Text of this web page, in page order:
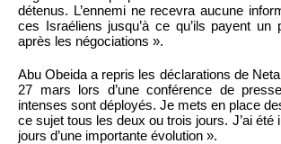
détenus. L’ennemi ne recevra aucune
ces Israéliens jusqu’à ce qu’ils payent
après les négociations ».
Abu Obeida a repris les déclarations de
27 mars lors d’une conférence de
intenses sont déployés. Je mets en place
ce sujet tous les deux ou trois jours. J’ai été
jours d’une importante évolution ».